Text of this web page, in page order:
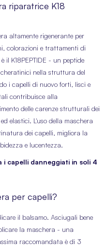
riparatrice K18
altamente rigenerante per
colorazioni e trattamenti di
il K18PEPTIDE - un peptide
nella struttura del
i capelli di nuovo forti, lisci e
contribuisce alla
delle carenze strutturali dei
elastici. L'uso della maschera
dei capelli, migliora la
e lucentezza.
i capelli danneggiati in soli 4
per capelli?
il balsamo. Asciugali bene
la maschera - una
raccomandata è di 3